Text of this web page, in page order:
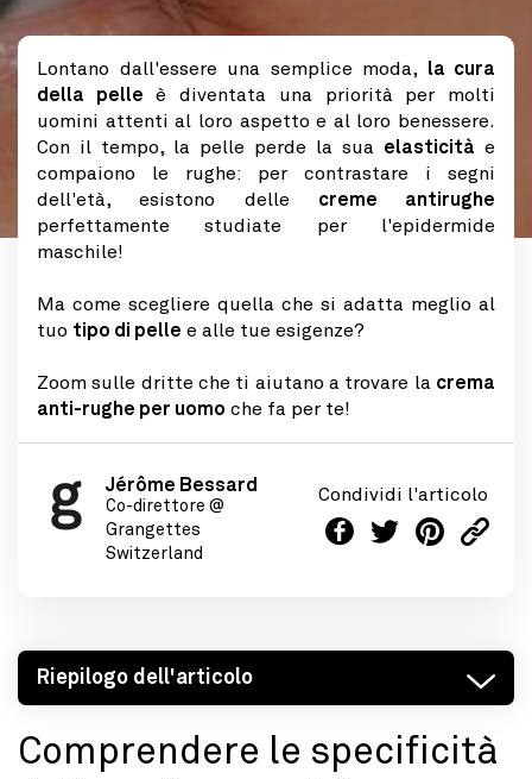
Lontano dall'essere una semplice moda, la cura
della pelle è diventata una priorità per molti
uomini attenti al loro aspetto e al loro benessere.
Con il tempo, la pelle perde la sua elasticità e
compaiono le rughe: per contrastare i segni
dell'età, esistono delle creme antirughe
perfettamente studiate per l'epidermide
maschile!
Ma come scegliere quella che si adatta meglio al
tuo tipo di pelle e alle tue esigenze?
Zoom sulle dritte che ti aiutano a trovare la crema
anti-rughe per uomo che fa per te!
Jérôme Bessard
Co-direttore @
Grangettes
Switzerland
Condividi l'articolo
Riepilogo dell'articolo
Comprendere le specificità